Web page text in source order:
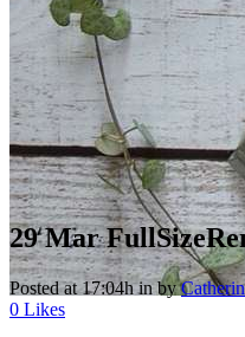
29 Mar
Posted at 17:04hinby
0 Likes